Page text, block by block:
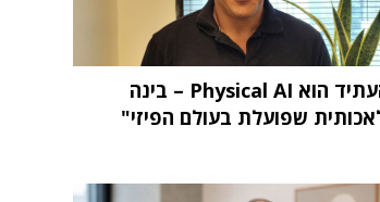
"העתיד הוא Physical AI – בינה
שפועלת בעולם הפיזי"